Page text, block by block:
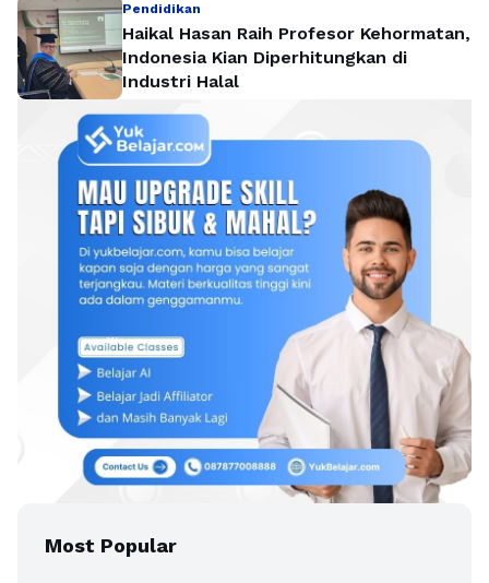
Pendidikan
Haikal Hasan Raih Profesor Kehormatan,
Indonesia Kian Diperhitungkan di
Industri Halal
Most Popular